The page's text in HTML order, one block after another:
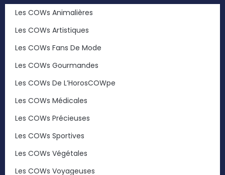
Les COWs Animalières
Les COWs Artistiques
Les COWs Fans De Mode
Les COWs Gourmandes
Les COWs De L’HorosCOWpe
Les COWs Médicales
Les COWs Précieuses
Les COWs Sportives
Les COWs Végétales
Les COWs Voyageuses